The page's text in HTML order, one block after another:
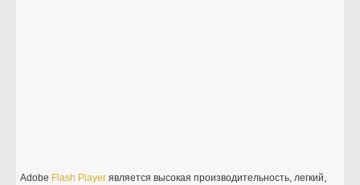
Adobe Flash Player является высокая производительность, легкий,